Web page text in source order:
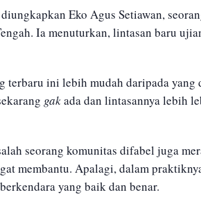
Eko Agus Setiawan,
Ia menuturkan, lintasan baru
terbaru ini lebih mudah daripada yang
gakada dan lintasannya lebih
seorang komunitas difabel juga
membantu. Apalagi, dalam
yang baik dan benar.